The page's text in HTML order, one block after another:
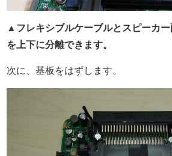
▲フレキシブルケーブルとスピーカ
を上下に分離できます。
次に、基板をはずします。